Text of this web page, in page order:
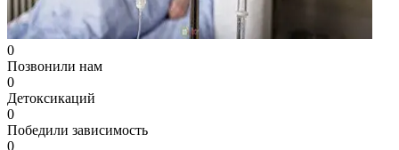
0
Позвонили нам
0
Детоксикаций
0
Победили зависимость
0